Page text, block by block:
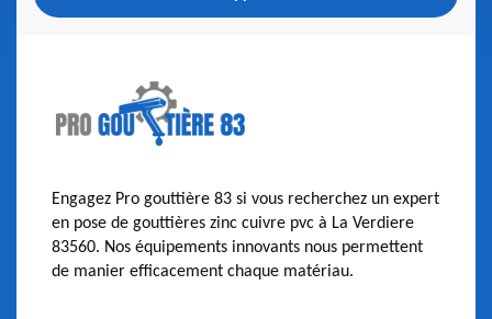
Engagez Pro gouttière 83 si vous recherchez un expert
en pose de gouttières zinc cuivre pvc à La Verdiere
83560. Nos équipements innovants nous permettent
de manier efficacement chaque matériau.